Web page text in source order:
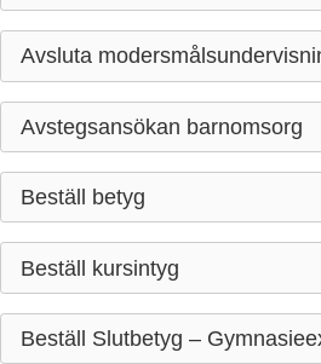
Avsluta
Avstegsansökan barnomsorg
Beställ betyg
Beställ kursintyg
Beställ Slutbetyg –